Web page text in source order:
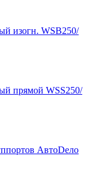
изогн. WSВ250/
прямой WSS250/
АвтоDело